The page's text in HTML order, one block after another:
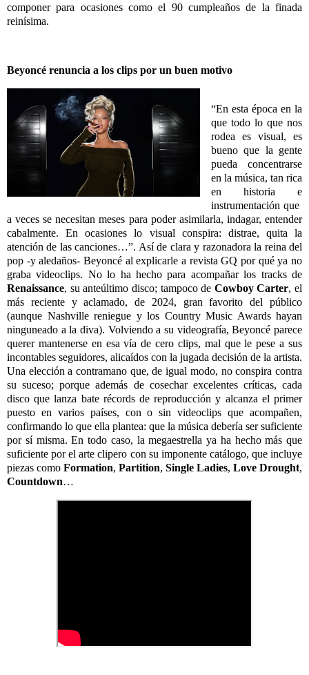
componer para ocasiones como el 90 cumpleaños de la finada
reinísima.
Beyoncé renuncia a los clips por un buen motivo
“En esta época en la
que todo lo que nos
rodea es visual, es
bueno que la gente
pueda concentrarse
en la música, tan rica
en historia e
instrumentación que
a veces se necesitan meses para poder asimilarla, indagar, entender
cabalmente. En ocasiones lo visual conspira: distrae, quita la
atención de las canciones…”. Así de clara y razonadora la reina del
pop -y aledaños- Beyoncé al explicarle a revista GQ por qué ya no
graba videoclips. No lo ha hecho para acompañar los tracks de
Renaissance, su anteúltimo disco; tampoco de Cowboy Carter, el
más reciente y aclamado, de 2024, gran favorito del público
(aunque Nashville reniegue y los Country Music Awards hayan
ninguneado a la diva). Volviendo a su videografía, Beyoncé parece
querer mantenerse en esa vía de cero clips, mal que le pese a sus
incontables seguidores, alicaídos con la jugada decisión de la artista.
Una elección a contramano que, de igual modo, no conspira contra
su suceso; porque además de cosechar excelentes críticas, cada
disco que lanza bate récords de reproducción y alcanza el primer
puesto en varios países, con o sin videoclips que acompañen,
confirmando lo que ella plantea: que la música debería ser suficiente
por sí misma. En todo caso, la megaestrella ya ha hecho más que
suficiente por el arte clipero con su imponente catálogo, que incluye
piezas como Formation, Partition, Single Ladies, Love Drought,
Countdown…